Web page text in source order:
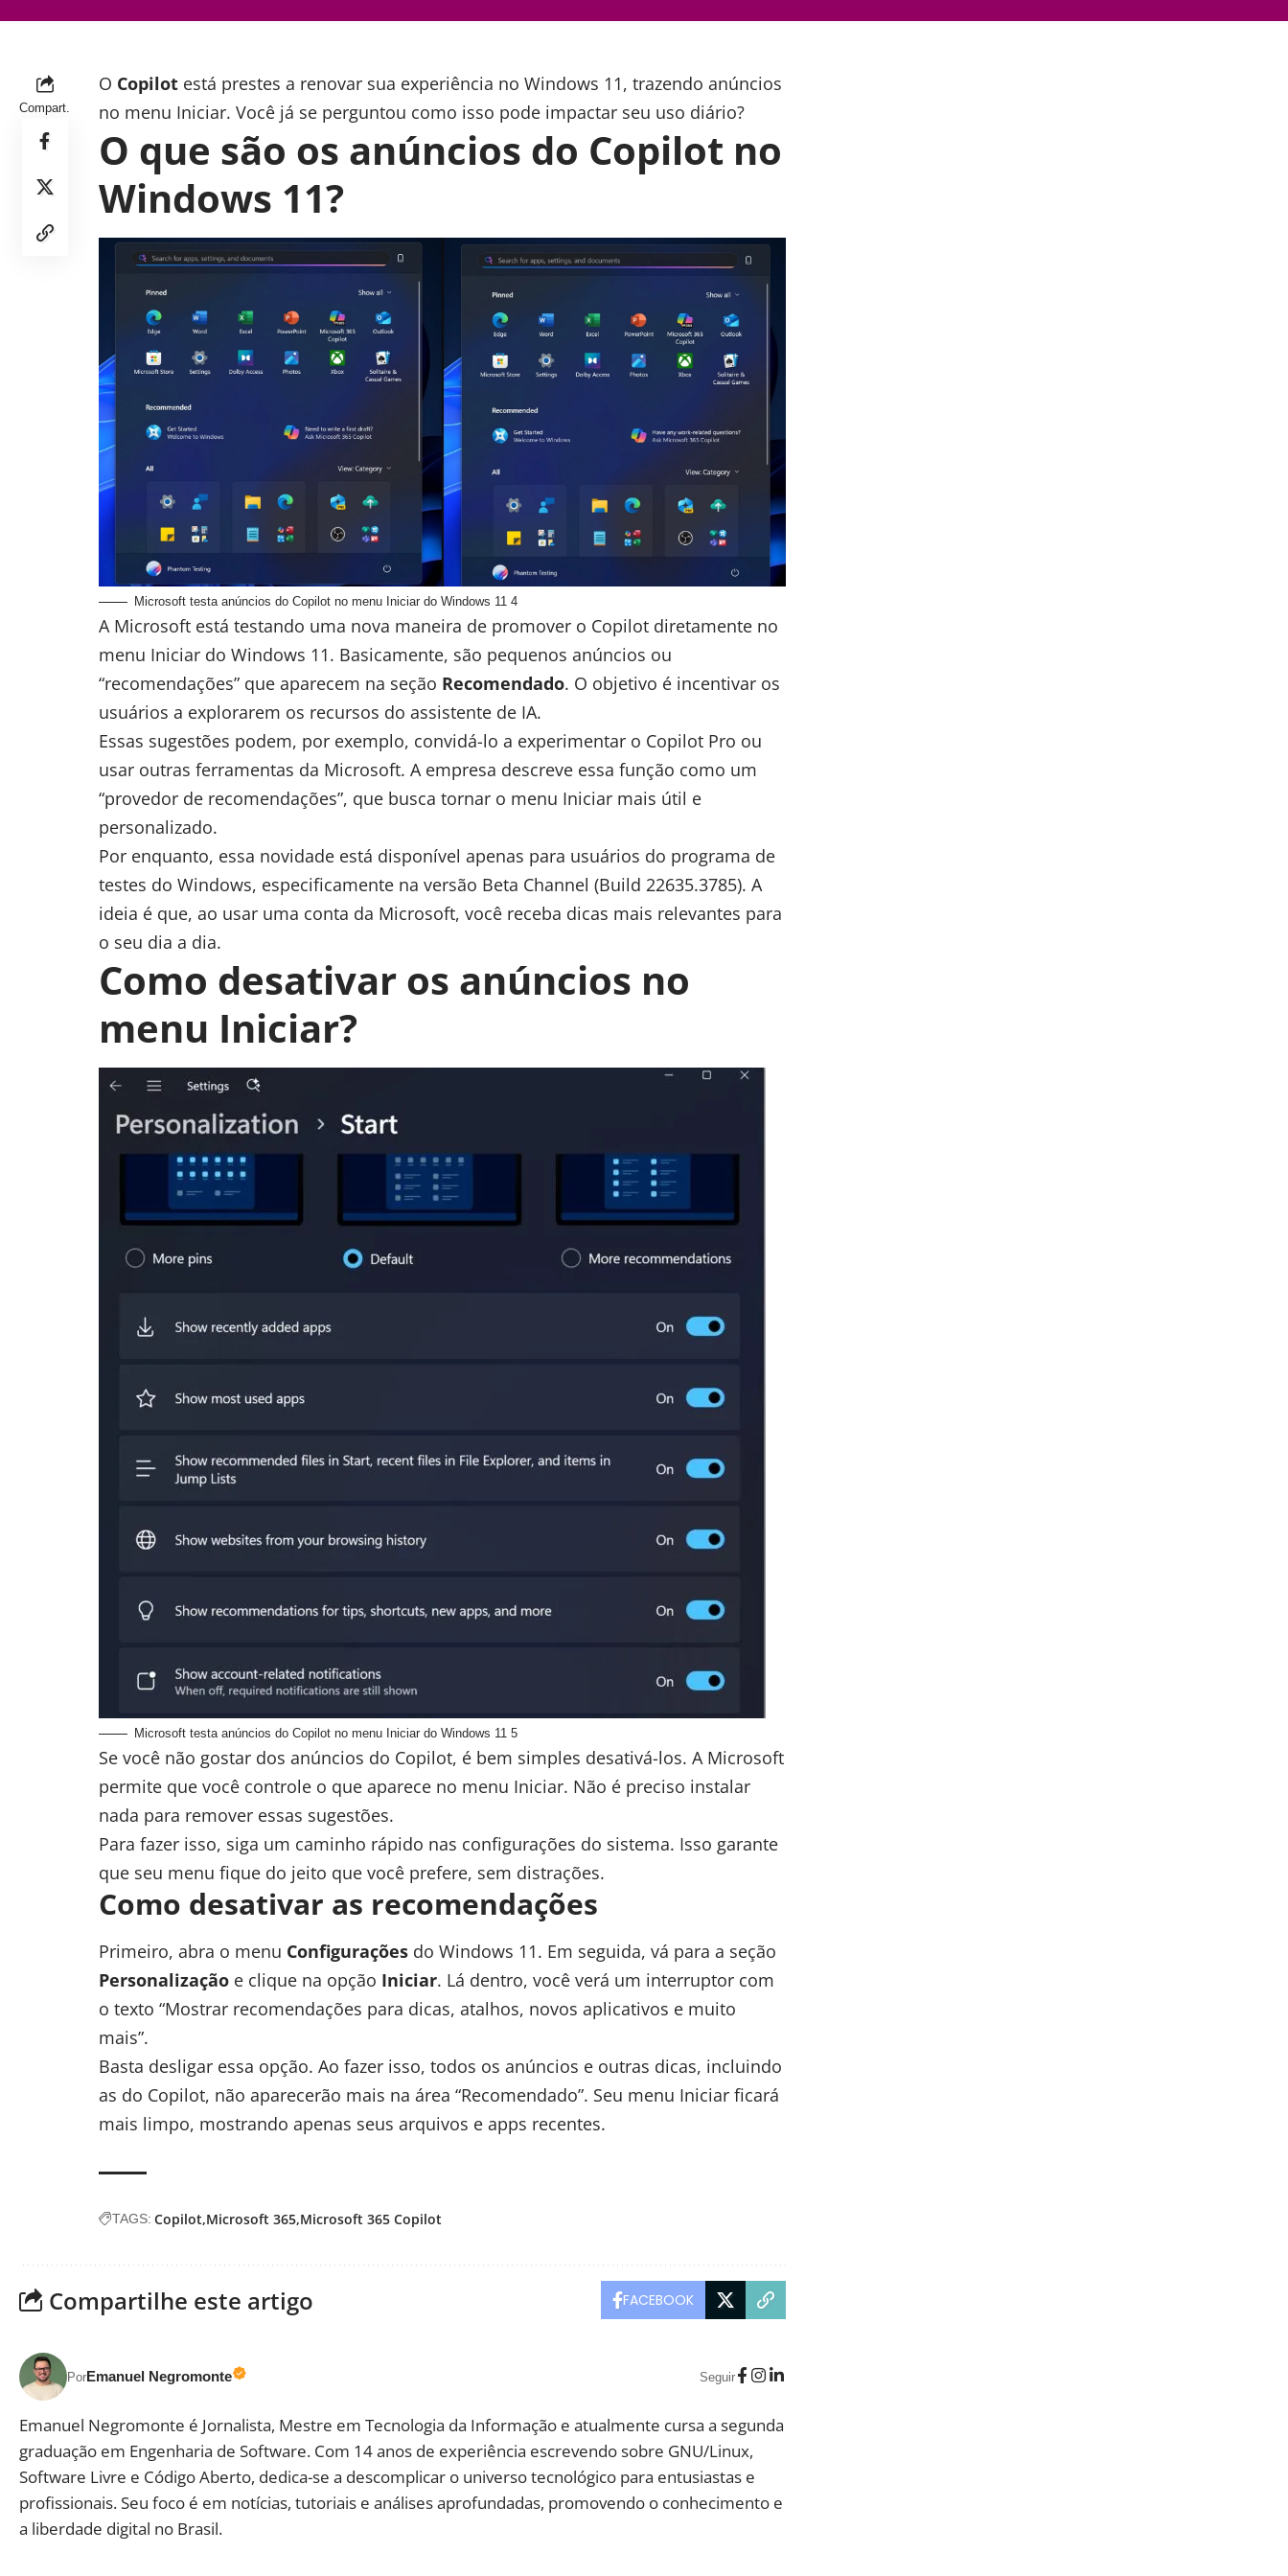
Compart.
O Copilot está prestes a renovar sua experiência no Windows 11, trazendo anúncios
no menu Iniciar. Você já se perguntou como isso pode impactar seu uso diário?
O que são os anúncios do Copilot no
Windows 11?
Microsoft testa anúncios do Copilot no menu Iniciar do Windows 11 4
A Microsoft está testando uma nova maneira de promover o Copilot diretamente no
menu Iniciar do Windows 11. Basicamente, são pequenos anúncios ou
“recomendações” que aparecem na seção Recomendado. O objetivo é incentivar os
usuários a explorarem os recursos do assistente de IA.
Essas sugestões podem, por exemplo, convidá-lo a experimentar o Copilot Pro ou
usar outras ferramentas da Microsoft. A empresa descreve essa função como um
“provedor de recomendações”, que busca tornar o menu Iniciar mais útil e
personalizado.
Por enquanto, essa novidade está disponível apenas para usuários do programa de
testes do Windows, especificamente na versão Beta Channel (Build 22635.3785). A
ideia é que, ao usar uma conta da Microsoft, você receba dicas mais relevantes para
o seu dia a dia.
Como desativar os anúncios no
menu Iniciar?
Microsoft testa anúncios do Copilot no menu Iniciar do Windows 11 5
Se você não gostar dos anúncios do Copilot, é bem simples desativá-los. A Microsoft
permite que você controle o que aparece no menu Iniciar. Não é preciso instalar
nada para remover essas sugestões.
Para fazer isso, siga um caminho rápido nas configurações do sistema. Isso garante
que seu menu fique do jeito que você prefere, sem distrações.
Como desativar as recomendações
Primeiro, abra o menu Configurações do Windows 11. Em seguida, vá para a seção
Personalização e clique na opção Iniciar. Lá dentro, você verá um interruptor com
o texto “Mostrar recomendações para dicas, atalhos, novos aplicativos e muito
mais”.
Basta desligar essa opção. Ao fazer isso, todos os anúncios e outras dicas, incluindo
as do Copilot, não aparecerão mais na área “Recomendado”. Seu menu Iniciar ficará
mais limpo, mostrando apenas seus arquivos e apps recentes.
TAGS: Copilot Microsoft 365 Microsoft 365 Copilot
Compartilhe este artigo FACEBOOK
PorEmanuel Negromonte Seguir
Emanuel Negromonte é Jornalista, Mestre em Tecnologia da Informação e atualmente cursa a segunda
graduação em Engenharia de Software. Com 14 anos de experiência escrevendo sobre GNU/Linux,
Software Livre e Código Aberto, dedica-se a descomplicar o universo tecnológico para entusiastas e
profissionais. Seu foco é em notícias, tutoriais e análises aprofundadas, promovendo o conhecimento e
a liberdade digital no Brasil.